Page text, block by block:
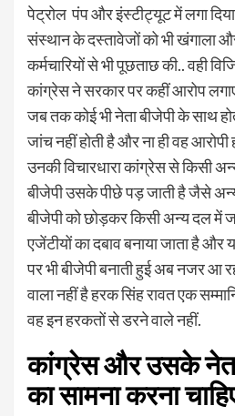
पेट्रोल पंप और इंस्टीट्यूट में लगा
संस्थान के दस्तावेजों को भी खंगाला
कर्मचारियों से भी पूछताछ की.. वही
कांग्रेस ने सरकार पर कहीं आरोप
जब तक कोई भी नेता बीजेपी के साथ
जांच नहीं होती है और ना ही वह
उनकी विचारधारा कांग्रेस से किसी
बीजेपी उसके पीछे पड़ जाती है जैसे अन्य
बीजेपी को छोड़कर किसी अन्य दल में
एजेंटीयों का दबाव बनाया जाता है और
पर भी बीजेपी बनाती हुई अब नजर आ
वाला नहीं है हरक सिंह रावत एक
वह इन हरकतों से डरने वाले नहीं.
कांग्रेस और उसके
का सामना करना